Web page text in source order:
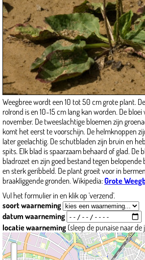
Weegbree wordt een 10 tot 50 cm grote plant.
rolrond is en 10-15 cm lang kan worden. De
november. De tweeslachtige bloemen zijn
komt het eerst te voorschijn. De helmknoppen
later geelachtig. De schutbladen zijn bruin en
spits. Elk blad is spaarzaam behaard of glad. De
bladrozet en zijn goed bestand tegen belopende
en sterk geribbeld. De plant groeit voor in
braakliggende gronden. Wikipedia:Grote
Vul het formulier in en klik op 'verzend'.
soort waarneming
datum waarneming
locatie waarneming (sleep de punaise naar de